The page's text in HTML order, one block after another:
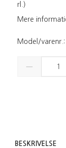
rl.)
Mere
Model/varenr.:
BESKRIVELSE